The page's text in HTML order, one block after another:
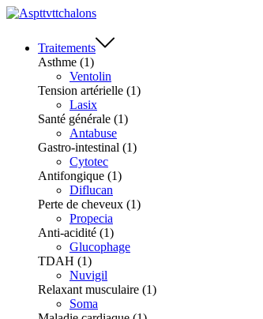
Traitements
Asthme (1)
Ventolin
Tension artérielle (1)
Lasix
Santé générale (1)
Antabuse
Gastro-intestinal (1)
Cytotec
Antifongique (1)
Diflucan
Perte de cheveux (1)
Propecia
Anti-acidité (1)
Glucophage
TDAH (1)
Nuvigil
Relaxant musculaire (1)
Soma